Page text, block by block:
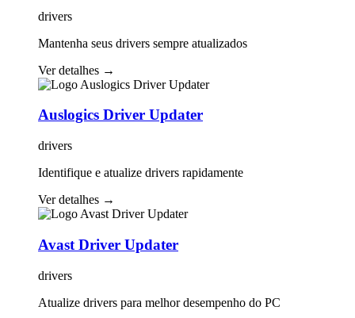
drivers
Mantenha seus drivers sempre atualizados
Ver detalhes →
Auslogics Driver Updater
drivers
Identifique e atualize drivers rapidamente
Ver detalhes →
Avast Driver Updater
drivers
Atualize drivers para melhor desempenho do PC